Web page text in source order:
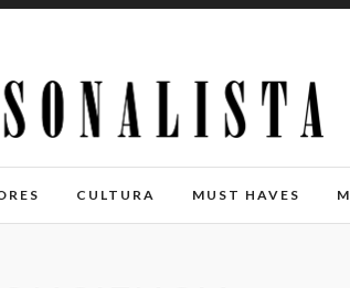
CULTURA MUST HAVES